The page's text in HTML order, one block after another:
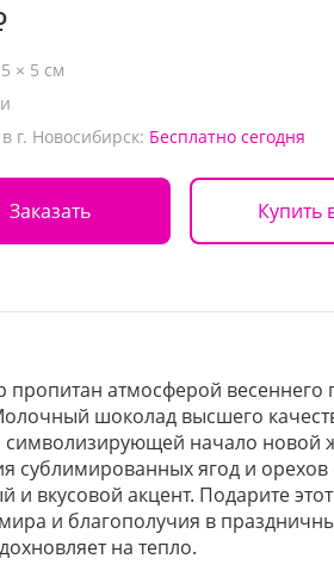
× 5 см
г. Новосибирск: Бесплатно сегодня
Заказать Купить
пропитан атмосферой
шоколад высшего
символизирующей начало новой
сублимированных ягод и орехов
и вкусовой акцент. Подарите
и благополучия в
на тепло.